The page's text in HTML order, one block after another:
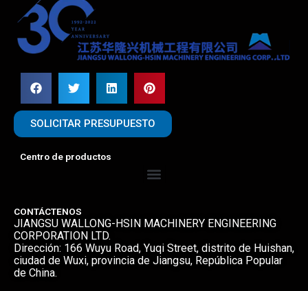
SOLICITAR PRESUPUESTO
Centro de productos
Menú
CONTÁCTENOS
JIANGSU WALLONG-HSIN MACHINERY ENGINEERING
CORPORATION LTD.
Dirección: 166 Wuyu Road, Yuqi Street, distrito de Huishan,
ciudad de Wuxi, provincia de Jiangsu, República Popular
de China.